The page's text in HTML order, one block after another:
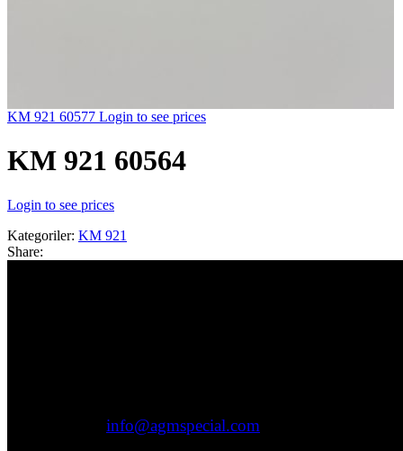
KM 921 60577 Login to see prices
KM 921 60564
Login to see prices
Kategoriler: KM 921
Share:
info@agmspecial.com